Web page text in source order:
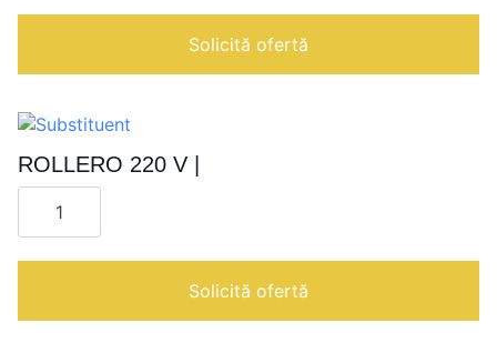
Solicită ofertă
ROLLERO 220 V |
Cantitate
ROLLERO
|
Solicită ofertă